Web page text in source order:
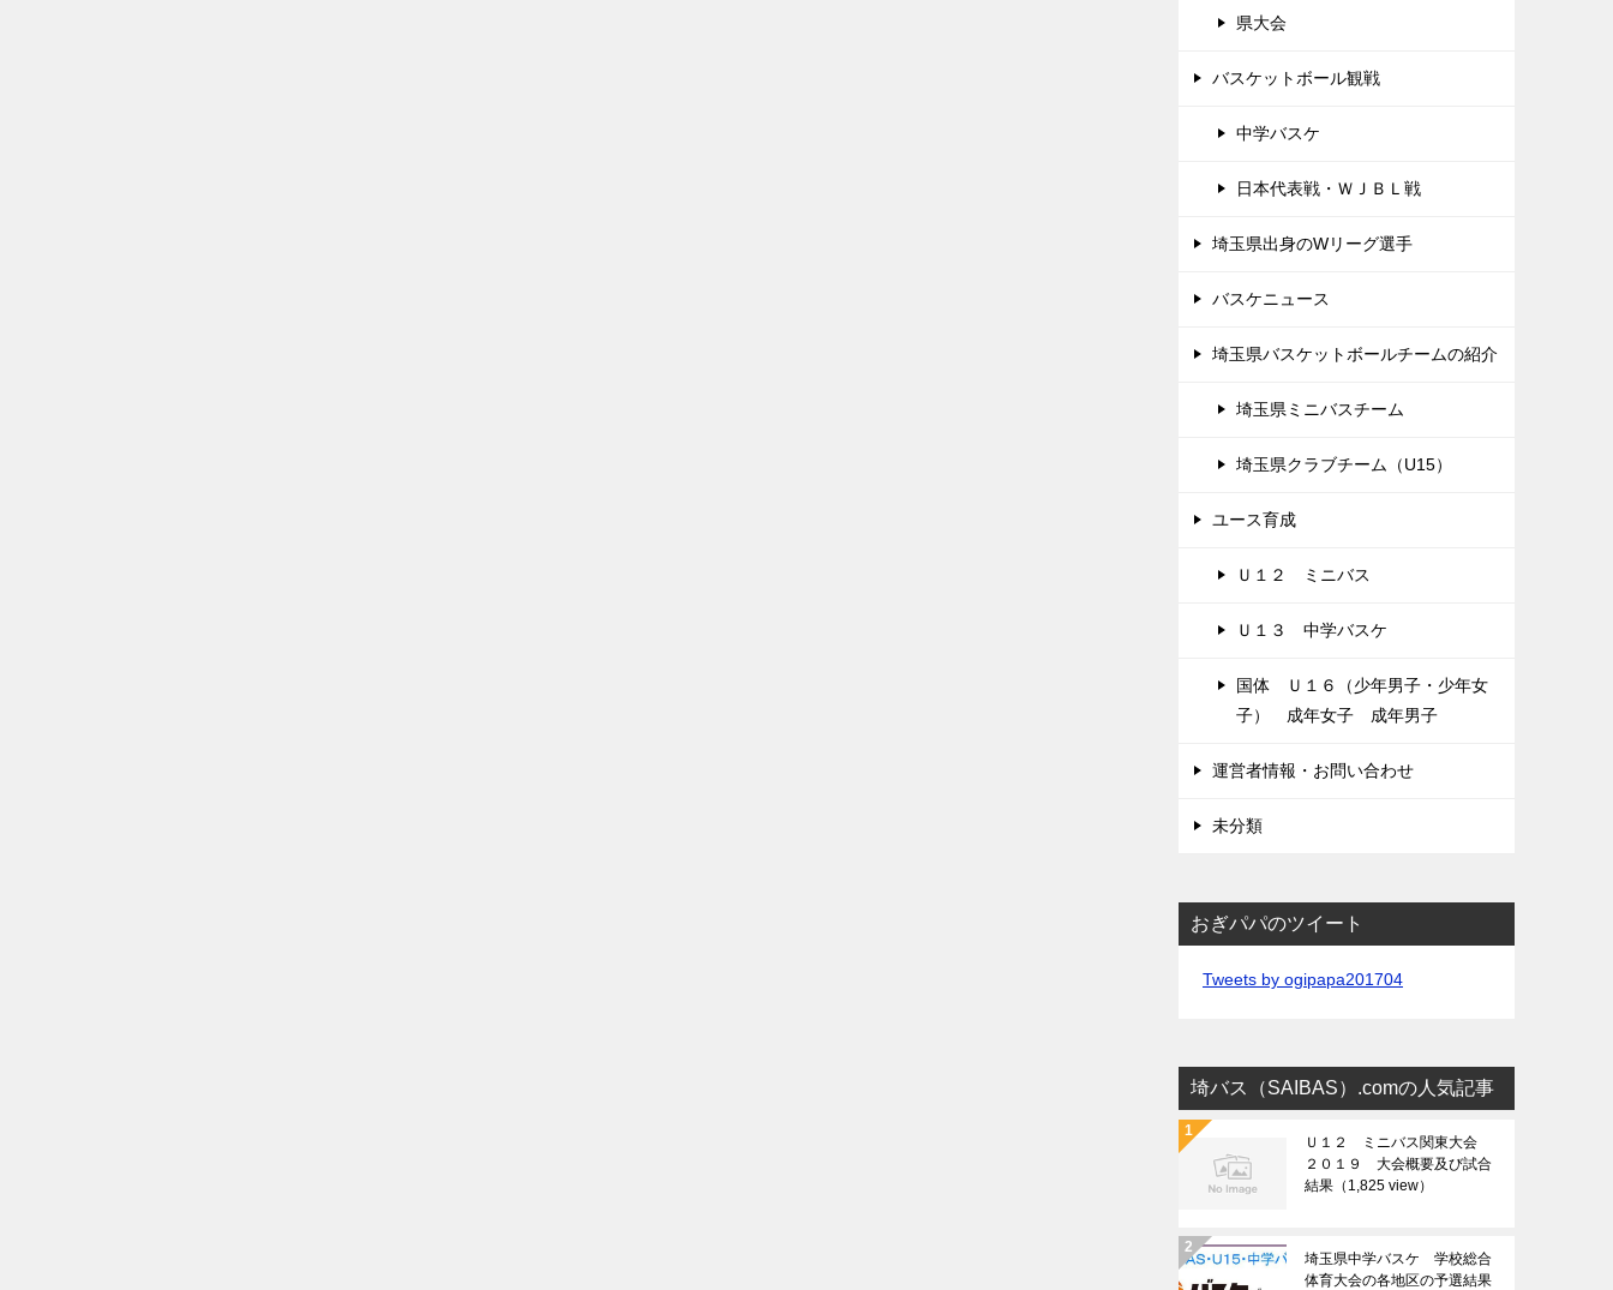
県大会
バスケットボール観戦
中学バスケ
日本代表戦・ＷＪＢＬ戦
埼玉県出身のWリーグ選手
バスケニュース
埼玉県バスケットボールチームの紹介
埼玉県ミニバスチーム
埼玉県クラブチーム（U15）
ユース育成
Ｕ１２ ミニバス
Ｕ１３ 中学バスケ
国体 Ｕ１６（少年男子・少年女
子） 成年女子 成年男子
運営者情報・お問い合わせ
未分類
おぎパパのツイート
Tweets by ogipapa201704
埼バス（SAIBAS）.comの人気記事
Ｕ１２ ミニバス関東大会
２０１９ 大会概要及び試合
結果 （1,825 view）
埼玉県中学バスケ 学校総合
体育大会の各地区の予選結果